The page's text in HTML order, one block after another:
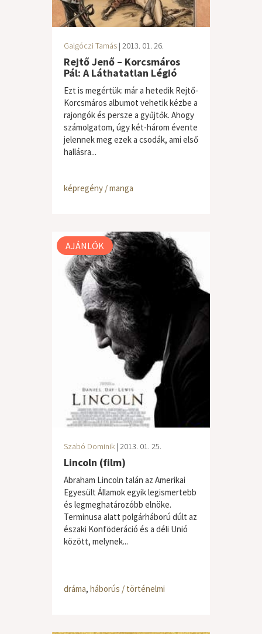
Galgóczi Tamás | 2013. 01. 26.
Rejtő Jenő – Korcsmáros
Pál: A Láthatatlan Légió
Ezt is megértük: már a hetedik Rejtő-
Korcsmáros albumot vehetik kézbe a
rajongók és persze a gyűjtők. Ahogy
számolgatom, úgy két-három évente
jelennek meg ezek a csodák, ami első
hallásra...
képregény / manga
AJÁNLÓK
Szabó Dominik | 2013. 01. 25.
Lincoln (film)
Abraham Lincoln talán az Amerikai
Egyesült Államok egyik legismertebb
és legmeghatározóbb elnöke.
Terminusa alatt polgárháború dúlt az
északi Konföderáció és a déli Unió
között, melynek...
dráma, háborús / történelmi